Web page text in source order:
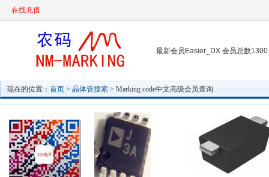
在线充值
最新会员Easier_DX 会员总数1300
现在的位置： 首页 > 晶体管搜索 > Marking code中文高级会员查询